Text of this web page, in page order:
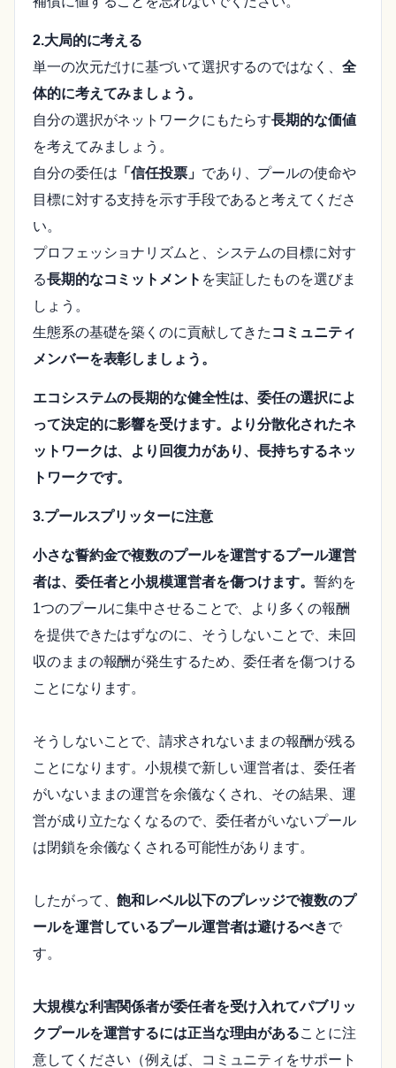
2.大局的に考える
単一の次元だけに基づいて選択するのではなく、 全
体的に考えてみましょう。
自分の選択がネットワークにもたらす長期的な価値
を考えてみましょう。
自分の委任は 「信任投票」 であり、プールの使命や
目標に対する支持を示す手段であると考えてくださ
い。
プロフェッショナリズムと、システムの目標に対す
る長期的なコミットメント を実証したものを選びま
しょう。
生態系の基礎を築くのに貢献してきた コミュニティ
メンバーを表彰しましょう。
エコシステムの長期的な健全性は、委任の選択によ
って決定的に影響を受けます。より分散化されたネ
ットワークは、より回復力があり、長持ちするネッ
トワークです。
3.プールスプリッターに注意
小さな誓約金で複数のプールを運営するプール運営
者は、委任者と小規模運営者を傷つけます。 誓約を
1つのプールに集中させることで、より多くの報酬
を提供できたはずなのに、そうしないことで、未回
収のままの報酬が発生するため、委任者を傷つける
ことになります。
そうしないことで、請求されないままの報酬が残る
ことになります。小規模で新しい運営者は、委任者
がいないままの運営を余儀なくされ、その結果、運
営が成り立たなくなるので、委任者がいないプール
は閉鎖を余儀なくされる可能性があります。
したがって、飽和レベル以下のプレッジで複数のプ
ールを運営しているプール運営者は避けるべきで
す。
大規模な利害関係者が委任者を受け入れてパブリッ
クプールを運営するには正当な理由があることに注
意してください（例えば、コミュニティをサポート